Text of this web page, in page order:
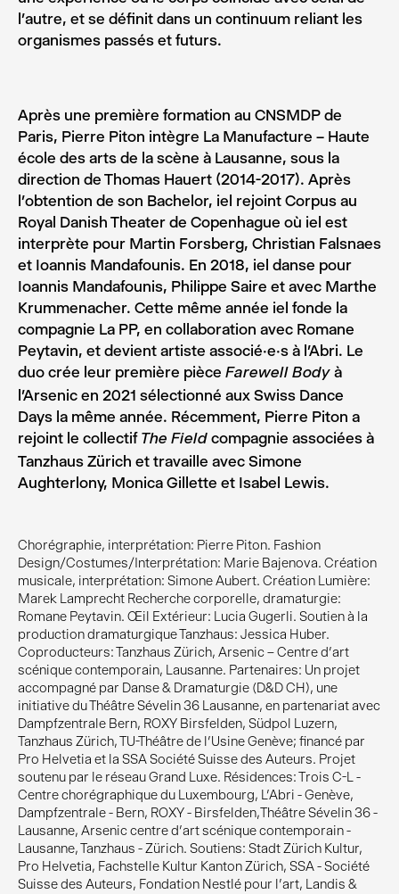
Chorégraphie, interprétation: Pierre Piton. Fashion
Design/Costumes/Interprétation: Marie Bajenova. Création
musicale, interprétation: Simone Aubert. Création Lumière:
Marek Lamprecht Recherche corporelle, dramaturgie:
Romane Peytavin. Œil Extérieur: Lucia Gugerli. Soutien à la
production dramaturgique Tanzhaus: Jessica Huber.
Coproducteurs: Tanzhaus Zürich, Arsenic – Centre d’art
scénique contemporain, Lausanne. Partenaires: Un projet
accompagné par Danse & Dramaturgie (D&D CH), une
initiative du Théâtre Sévelin 36 Lausanne, en partenariat avec
Dampfzentrale Bern, ROXY Birsfelden, Südpol Luzern,
Tanzhaus Zürich, TU-Théâtre de l’Usine Genève; financé par
Pro Helvetia et la SSA Société Suisse des Auteurs. Projet
soutenu par le réseau Grand Luxe. Résidences: Trois C-L -
Centre chorégraphique du Luxembourg, L’Abri - Genève,
Dampfzentrale - Bern, ROXY - Birsfelden,Théâtre Sévelin 36 -
Lausanne, Arsenic centre d’art scénique contemporain -
Lausanne, Tanzhaus - Zürich. Soutiens: Stadt Zürich Kultur,
Pro Helvetia, Fachstelle Kultur Kanton Zürich, SSA - Société
Suisse des Auteurs, Fondation Nestlé pour l'art, Landis &
l’autre, et se définit dans un continuum reliant les
organismes passés et futurs.
Après une première formation au CNSMDP de
Paris, Pierre Piton intègre La Manufacture – Haute
école des arts de la scène à Lausanne, sous la
direction de Thomas Hauert (2014-2017). Après
l’obtention de son Bachelor, iel rejoint Corpus au
Royal Danish Theater de Copenhague où iel est
interprète pour Martin Forsberg, Christian Falsnaes
et Ioannis Mandafounis. En 2018, iel danse pour
Ioannis Mandafounis, Philippe Saire et avec Marthe
Krummenacher. Cette même année iel fonde la
compagnie La PP, en collaboration avec Romane
Peytavin, et devient artiste associé·e·s à l’Abri. Le
duo crée leur première pièce Farewell Body à
l’Arsenic en 2021 sélectionné aux Swiss Dance
Days la même année. Récemment, Pierre Piton a
rejoint le collectif The Field compagnie associées à
Tanzhaus Zürich et travaille avec Simone
Aughterlony, Monica Gillette et Isabel Lewis.